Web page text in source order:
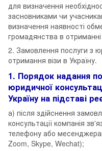
для визначення
засновниками чи
визначення наявності
громадянства в отриманні
2. Замовлення послуги з
отримання візи в Україну.
1. Порядок надання
юридичної
Україну на підставі
а) після здійснення
консультації компанія
телефону або
Zoom, Skype, Wechat);